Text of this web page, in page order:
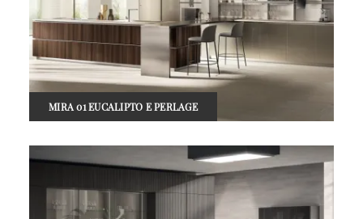
MIRA 01 EUCALIPTO E PERLAGE